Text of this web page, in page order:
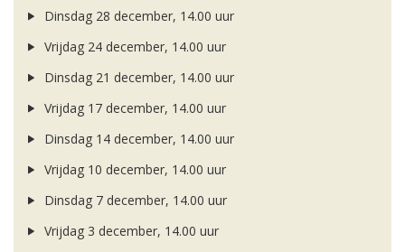
Dinsdag 28 december, 14.00 uur
Vrijdag 24 december, 14.00 uur
Dinsdag 21 december, 14.00 uur
Vrijdag 17 december, 14.00 uur
Dinsdag 14 december, 14.00 uur
Vrijdag 10 december, 14.00 uur
Dinsdag 7 december, 14.00 uur
Vrijdag 3 december, 14.00 uur